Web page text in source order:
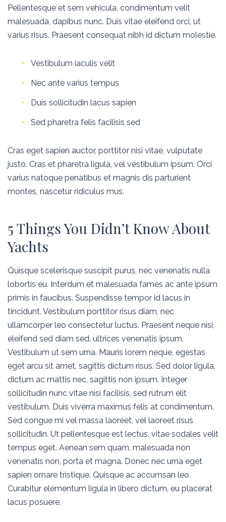
Pellentesque et sem vehicula, condimentum velit
malesuada, dapibus nunc. Duis vitae eleifend orci, ut
varius risus. Praesent consequat nibh id dictum molestie.
Vestibulum iaculis velit
Nec ante varius tempus
Duis sollicitudin lacus sapien
Sed pharetra felis facilisis sed
Cras eget sapien auctor, porttitor nisi vitae, vulputate
justo. Cras et pharetra ligula, vel vestibulum ipsum. Orci
varius natoque penatibus et magnis dis parturient
montes, nascetur ridiculus mus.
5 Things You Didn’t Know About
Yachts
Quisque scelerisque suscipit purus, nec venenatis nulla
lobortis eu. Interdum et malesuada fames ac ante ipsum
primis in faucibus. Suspendisse tempor id lacus in
tincidunt. Vestibulum porttitor risus diam, nec
ullamcorper leo consectetur luctus. Praesent neque nisi,
eleifend sed diam sed, ultrices venenatis ipsum.
Vestibulum ut sem urna. Mauris lorem neque, egestas
eget arcu sit amet, sagittis dictum risus. Sed dolor ligula,
dictum ac mattis nec, sagittis non ipsum. Integer
sollicitudin nunc vitae nisi facilisis, sed rutrum elit
vestibulum. Duis viverra maximus felis at condimentum.
Sed congue mi vel massa laoreet, vel laoreet risus
sollicitudin. Ut pellentesque est lectus, vitae sodales velit
tempus eget. Aenean sem quam, malesuada non
venenatis non, porta et magna. Donec nec urna eget
sapien ornare tristique. Quisque ac accumsan leo.
Curabitur elementum ligula in libero dictum, eu placerat
lacus posuere.